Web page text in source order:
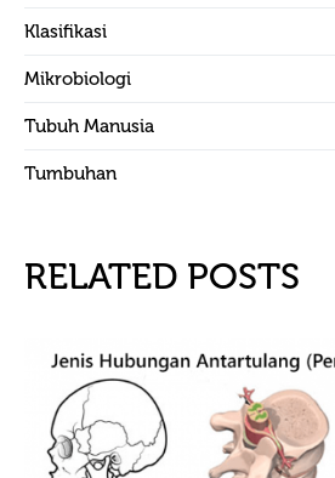
Klasifikasi
Mikrobiologi
Tubuh Manusia
Tumbuhan
RELATED POSTS